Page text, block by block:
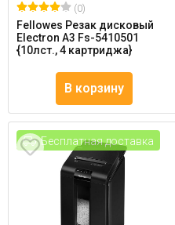
(0)
Fellowes Резак дисковый
Electron А3 Fs-5410501
{10лст., 4 картриджа}
В корзину
Бесплатная доставка